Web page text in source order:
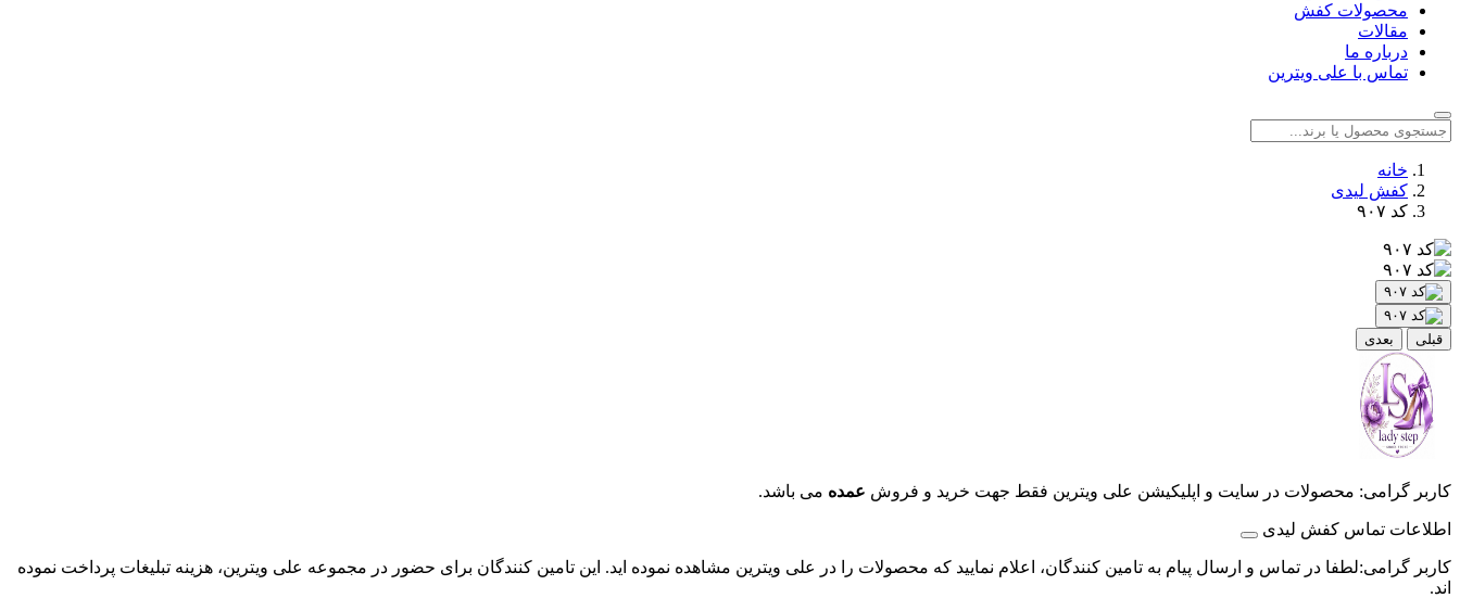
محصولات کفش
مقالات
درباره ما
تماس با علی ویترین
خانه
کفش لیدی
کد ۹۰۷
قبلی بعدی
کاربر گرامی: محصولات در سایت و اپلیکیشن علی ویترین فقط جهت خرید و فروش عمده می باشد.
اطلاعات تماس کفش لیدی
کاربر گرامی:لطفا در تماس و ارسال پیام به تامین کنندگان، اعلام نمایید که محصولات را در علی ویترین مشاهده نموده اید. این تامین کنندگان برای حضور در مجموعه علی ویترین، هزینه تبلیغات پرداخت نموده
اند.